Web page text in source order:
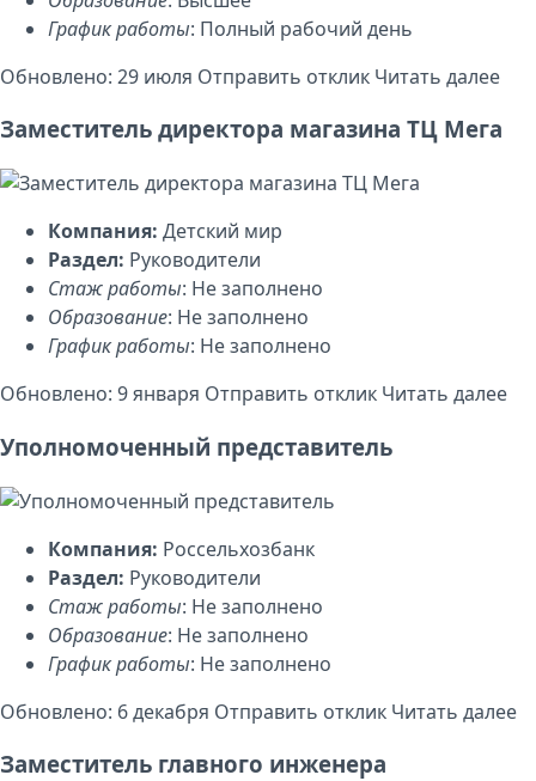
График работы: Полный рабочий день
Обновлено: 29 июля Отправить отклик Читать далее
Заместитель директора магазина ТЦ Мега
Компания: Детский мир
Раздел: Руководители
Стаж работы: Не заполнено
Образование: Не заполнено
График работы: Не заполнено
Обновлено: 9 января Отправить отклик Читать далее
Уполномоченный представитель
Компания: Россельхозбанк
Раздел: Руководители
Стаж работы: Не заполнено
Образование: Не заполнено
График работы: Не заполнено
Обновлено: 6 декабря Отправить отклик Читать далее
Заместитель главного инженера